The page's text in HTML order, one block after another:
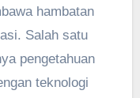
hambatan
Salah satu
pengetahuan
teknologi